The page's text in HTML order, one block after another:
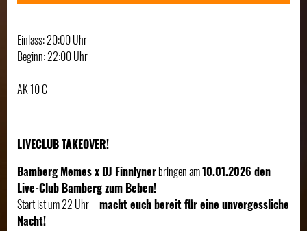
Einlass: 20:00 Uhr
Beginn: 22:00 Uhr
AK 10 €
LIVECLUB TAKEOVER!
Bamberg Memes x DJ Finnlynerbringen am10.01.2026 den
Live-Club Bamberg zum Beben!
Start ist um 22 Uhr – macht euch bereit für eine unvergessliche
Nacht!